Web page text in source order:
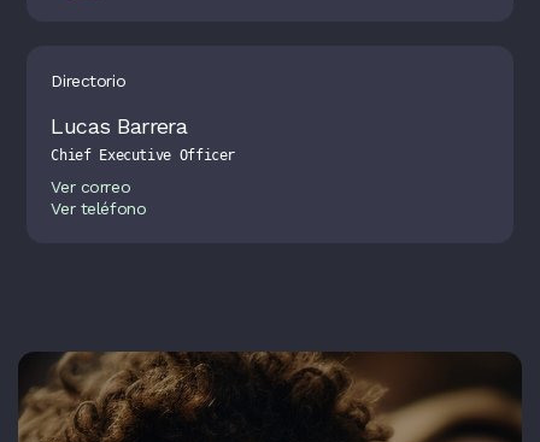
Directorio
Lucas Barrera
Chief Executive Officer
Ver correo
Ver teléfono